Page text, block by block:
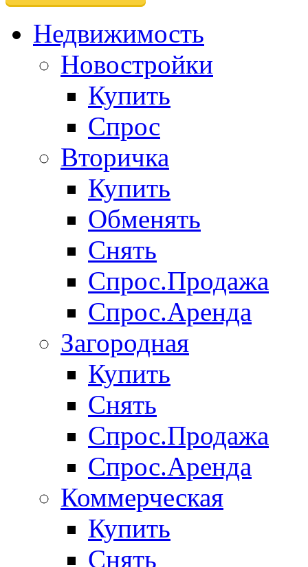
Недвижимость
Новостройки
Купить
Спрос
Вторичка
Купить
Обменять
Снять
Спрос.Продажа
Спрос.Аренда
Загородная
Купить
Снять
Спрос.Продажа
Спрос.Аренда
Коммерческая
Купить
Снять